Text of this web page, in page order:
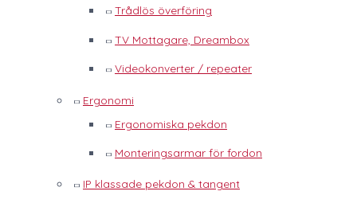
Trådlös överföring
TV Mottagare, Dreambox
Videokonverter / repeater
Ergonomi
Ergonomiska pekdon
Monteringsarmar för fordon
IP klassade pekdon & tangent